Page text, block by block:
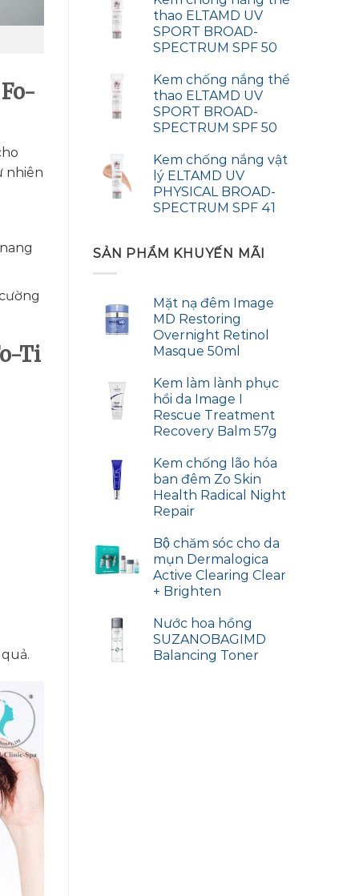
thao ELTAMD UV
SPORT BROAD-
SPECTRUM SPF 50
Kem chống nắng thể
thao ELTAMD UV
SPORT BROAD-
SPECTRUM SPF 50
Kem chống nắng vật
lý ELTAMD UV
PHYSICAL BROAD-
SPECTRUM SPF 41
SẢN PHẨM KHUYẾN MÃI
Mặt nạ đêm Image
MD Restoring
Overnight Retinol
Masque 50ml
Kem làm lành phục
hồi da Image I
Rescue Treatment
Recovery Balm 57g
Kem chống lão hóa
ban đêm Zo Skin
Health Radical Night
Repair
Bộ chăm sóc cho da
mụn Dermalogica
Active Clearing Clear
+ Brighten
Nước hoa hồng
SUZANOBAGIMD
Balancing Toner
nhiên
Ti